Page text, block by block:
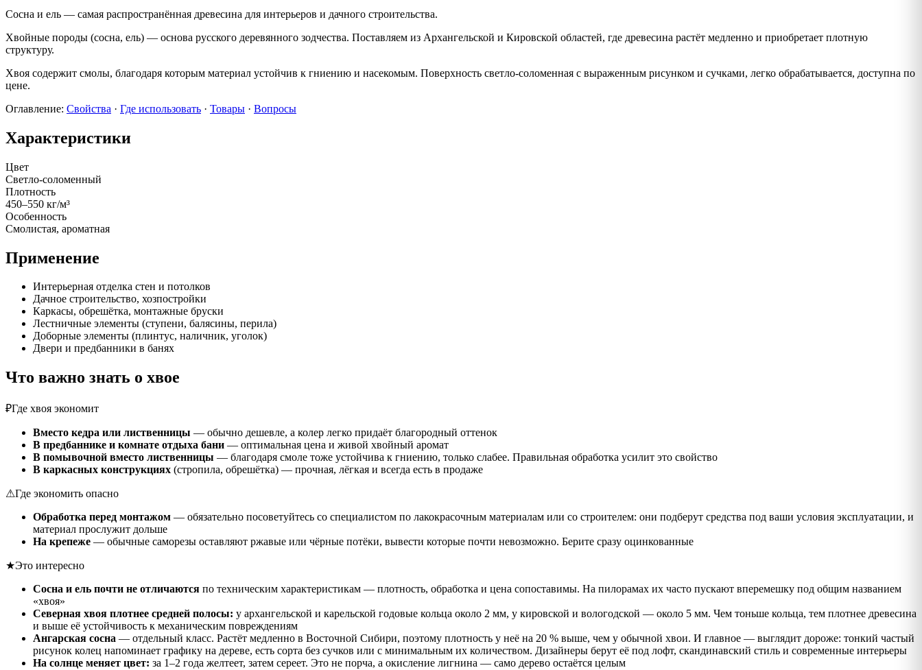
Сосна и ель — самая распространённая древесина для интерьеров и дачного строительства.
Хвойные породы (сосна, ель) — основа русского деревянного зодчества. Поставляем из Архангельской и Кировской областей, где древесина растёт медленно и приобретает плотную
структуру.
Хвоя содержит смолы, благодаря которым материал устойчив к гниению и насекомым. Поверхность светло-соломенная с выраженным рисунком и сучками, легко обрабатывается, доступна по
цене.
Оглавление: Свойства · Где использовать · Товары · Вопросы
Характеристики
Цвет
Светло-соломенный
Плотность
450–550 кг/м³
Особенность
Смолистая, ароматная
Применение
Интерьерная отделка стен и потолков
Дачное строительство, хозпостройки
Каркасы, обрешётка, монтажные бруски
Лестничные элементы (ступени, балясины, перила)
Доборные элементы (плинтус, наличник, уголок)
Двери и предбанники в банях
Что важно знать о хвое
₽Где хвоя экономит
Вместо кедра или лиственницы — обычно дешевле, а колер легко придаёт благородный оттенок
В предбаннике и комнате отдыха бани — оптимальная цена и живой хвойный аромат
В помывочной вместо лиственницы — благодаря смоле тоже устойчива к гниению, только слабее. Правильная обработка усилит это свойство
В каркасных конструкциях (стропила, обрешётка) — прочная, лёгкая и всегда есть в продаже
⚠Где экономить опасно
Обработка перед монтажом — обязательно посоветуйтесь со специалистом по лакокрасочным материалам или со строителем: они подберут средства под ваши условия эксплуатации, и
материал прослужит дольше
На крепеже — обычные саморезы оставляют ржавые или чёрные потёки, вывести которые почти невозможно. Берите сразу оцинкованные
★Это интересно
Сосна и ель почти не отличаются по техническим характеристикам — плотность, обработка и цена сопоставимы. На пилорамах их часто пускают вперемешку под общим названием
«хвоя»
Северная хвоя плотнее средней полосы: у архангельской и карельской годовые кольца около 2 мм, у кировской и вологодской — около 5 мм. Чем тоньше кольца, тем плотнее древесина
и выше её устойчивость к механическим повреждениям
Ангарская сосна — отдельный класс. Растёт медленно в Восточной Сибири, поэтому плотность у неё на 20 % выше, чем у обычной хвои. И главное — выглядит дороже: тонкий частый
рисунок колец напоминает графику на дереве, есть сорта без сучков или с минимальным их количеством. Дизайнеры берут её под лофт, скандинавский стиль и современные интерьеры
На солнце меняет цвет: за 1–2 года желтеет, затем сереет. Это не порча, а окисление лигнина — само дерево остаётся целым